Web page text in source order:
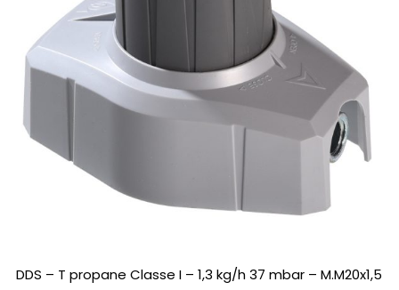
DDS – T propane Classe I – 1,3 kg/h 37 mbar – M.M20x1,5